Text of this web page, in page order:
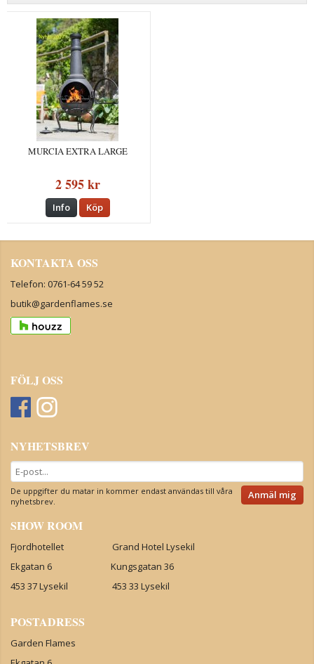
MURCIA EXTRA LARGE
2 595 kr
Info Köp
KONTAKTA OSS
Telefon: 0761-64 59 52
butik@gardenflames.se
FÖLJ OSS
NYHETSBREV
Anmäl mig
De uppgifter du matar in kommer endast användas till våra
nyhetsbrev.
SHOW ROOM
Fjordhotellet Grand Hotel Lysekil
Ekgatan 6 Kungsgatan 36
453 37 Lysekil 453 33 Lysekil
POSTADRESS
Garden Flames